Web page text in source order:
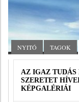
NYITÓ TAGOK
AZ IGAZ TUDÁS
SZERETET
KÉPGALÉRIÁI